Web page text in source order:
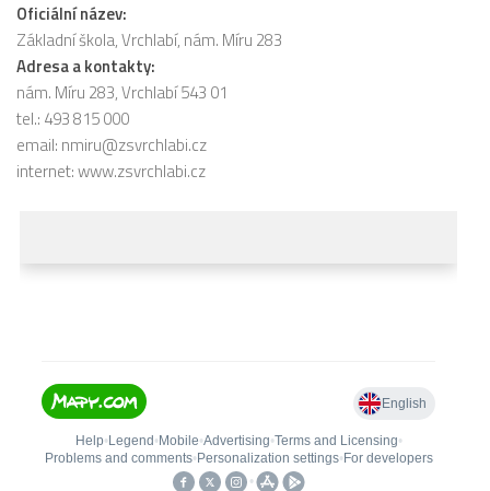
Oficiální název:
Základní škola, Vrchlabí, nám. Míru 283
Adresa a kontakty:
nám. Míru 283, Vrchlabí 543 01
tel.: 493 815 000
email: nmiru@zsvrchlabi.cz
internet:www.zsvrchlabi.cz